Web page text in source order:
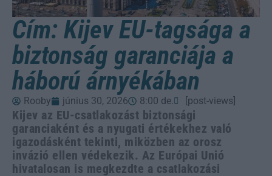
Cím: Kijev EU-tagsága a
biztonság garanciája a
háború árnyékában
Rooby június 30, 2026 8:00 de. [post-views]
Kijev az EU-csatlakozást biztonsági
garanciaként és a nyugati értékekhez való
igazodásként tekinti, miközben az orosz
invázió ellen védekezik. Az Európai Unió
hivatalosan is megkezdte a csatlakozási